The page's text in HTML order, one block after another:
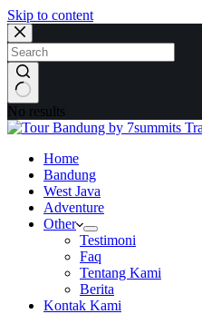
Skip to content
No results
Home
Bandung
West Java
Adventure
Other
Testimoni
Faq
Tentang Kami
Berita
Kontak Kami